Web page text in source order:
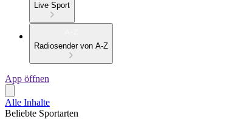
Live Sport
Radiosender von A-Z
App öffnen
Alle Inhalte
Beliebte Sportarten